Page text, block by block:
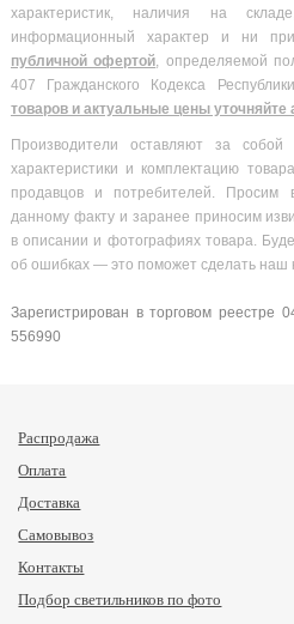
характеристик, наличия на
информационный характер и ни
публичной офертой, определяемой
407 Гражданского Кодекса
товаров и актуальные цены уточняйте
Производители оставляют за
характеристики и комплектацию
продавцов и потребителей. Просим
данному факту и заранее приносим
в описании и фотографиях товара.
об ошибках — это поможет сделать наш
Зарегистрирован в торговом реестре
556990
Распродажа
Оплата
Доставка
Самовывоз
Контакты
Подбор светильников по фото